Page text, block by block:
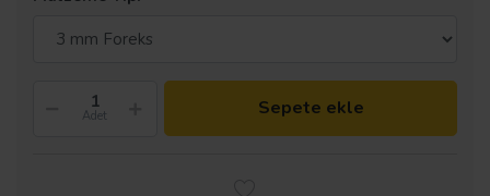
Adet Sepete ekle